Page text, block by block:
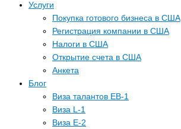
Услуги
Покупка готового бизнеса в США
Регистрация компании в США
Налоги в США
Открытие счета в США
Анкета
Блог
Виза талантов EB-1
Виза L-1
Виза E-2